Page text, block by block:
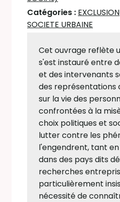
Catégories : EXCLUSION
SOCIETE URBAINE
Cet ouvrage reflète
s'est instauré entre
et des intervenants
des représentations
sur la vie des
confrontées à la
choix politiques et
lutter contre les
l'engendrent, tant
dans des pays dits
recherches
particulièrement
nécessité de